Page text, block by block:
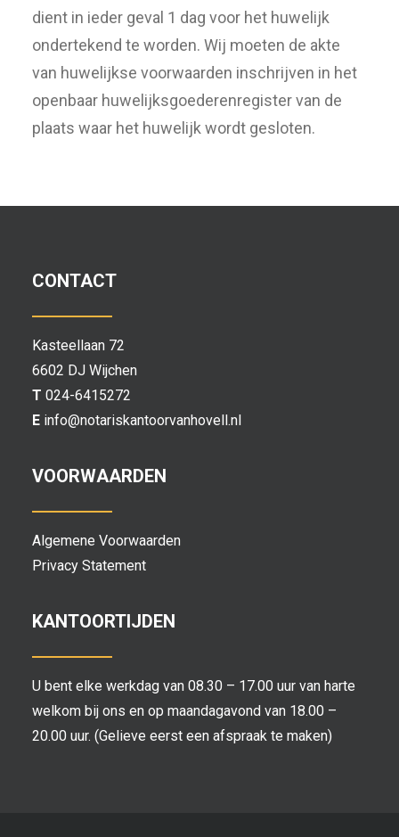
dient in ieder geval 1 dag voor het huwelijk
ondertekend te worden. Wij moeten de akte
van huwelijkse voorwaarden inschrijven in het
openbaar huwelijksgoederenregister van de
plaats waar het huwelijk wordt gesloten.
CONTACT
Kasteellaan 72
6602 DJ Wijchen
T 024-6415272
E info@notariskantoorvanhovell.nl
VOORWAARDEN
Algemene Voorwaarden
Privacy Statement
KANTOORTIJDEN
U bent elke werkdag van 08.30 – 17.00 uur van harte
welkom bij ons en op maandagavond van 18.00 –
20.00 uur. (Gelieve eerst een afspraak te maken)